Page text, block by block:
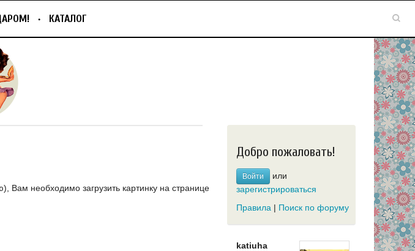
КАТАЛОГ
Вам необходимо загрузить картинку на странице
Добро пожаловать!
Войти
или
зарегистрироваться
Правила | Поиск по форуму
katiuha